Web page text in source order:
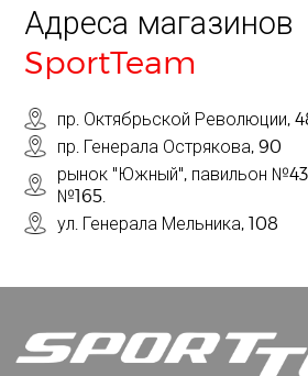
Адреса магазинов
SportTeam
пр. Октябрьской Революции,
пр. Генерала Острякова, 90
рынок "Южный", павильон
№165.
ул. Генерала Мельника, 108